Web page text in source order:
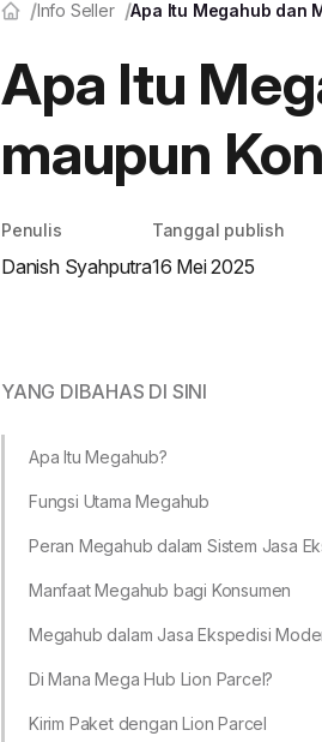
Info Seller Apa Itu Megahub dan
Apa Itu
maupun
Penulis
Danish Syahputra
Tanggal publish
16 Mei 2025
YANG DIBAHAS DI SINI
Apa Itu Megahub?
Fungsi Utama Megahub
Peran Megahub dalam Sistem Jasa
Manfaat Megahub bagi Konsumen
Megahub dalam Jasa Ekspedisi
Di Mana Mega Hub Lion Parcel?
Kirim Paket dengan Lion Parcel